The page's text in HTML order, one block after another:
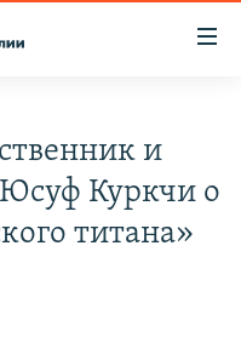
СОПРОТИВЛЕНИЯ
и
Куркчи о
титана»